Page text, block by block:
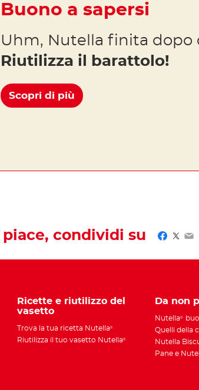
Buono a sapersi
Uhm, Nutella finita dopo
Riutilizza il barattolo!
Scopri di più
piace, condividi su
Ricette e riutilizzo del
vasetto
Trova la tua ricetta Nutella®
Riutilizza il tuo vasetto Nutella®
Da non
Nutella®
Quelli della
Nutella
Pane e